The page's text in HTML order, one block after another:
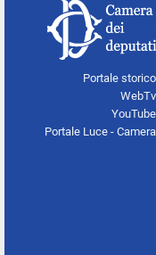
Portale storico
WebTv
YouTube
Portale Luce - Camera